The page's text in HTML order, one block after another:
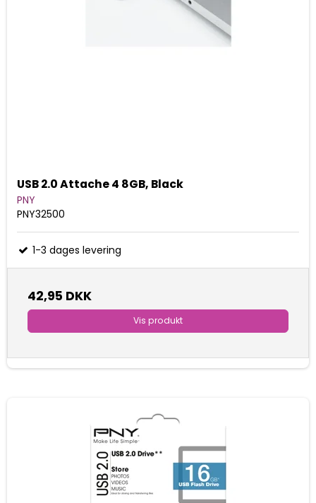
USB 2.0 Attache 4 8GB, Black
PNY
PNY32500
1-3 dages levering
42,95 DKK
Vis produkt